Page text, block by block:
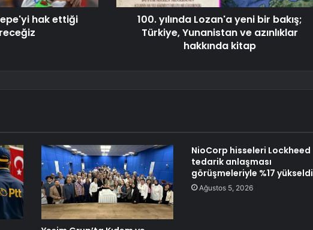
hak ettiği
100. yılında Lozan'a yeni bir bakış;
Türkiye, Yunanistan ve azınlıklar
hakkında kitap
NioCorp hisseleri Lockheed
tedarik anlaşması
görüşmeleriyle %17 yükseldi
Ağustos 5, 2026